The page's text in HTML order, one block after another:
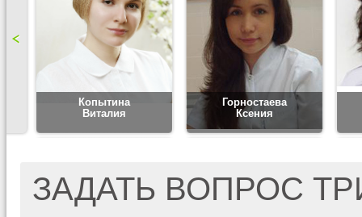
Копытина
Виталия
Горностаева
Ксения
ЗАДАТЬ ВОПРОС